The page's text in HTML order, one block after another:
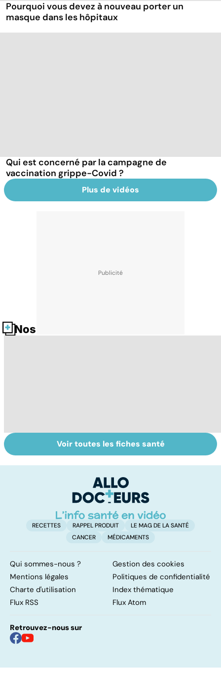
Pourquoi vous devez à nouveau porter un
masque dans les hôpitaux
Qui est concerné par la campagne de
vaccination grippe-Covid ?
Plus de vidéos
Nos fiches santé
Tout savoir sur
les infections
Covid-19 : tout
savoir sur la
Voir toutes les fiches santé
RECETTES RAPPEL PRODUIT
LE MAG DE LA SANTÉ
CANCER
MÉDICAMENTS
Qui sommes-nous ?
Gestion des cookies
Mentions légales
Politiques de confidentialité
Charte d'utilisation
Index thématique
Flux RSS
Flux Atom
Retrouvez-nous sur